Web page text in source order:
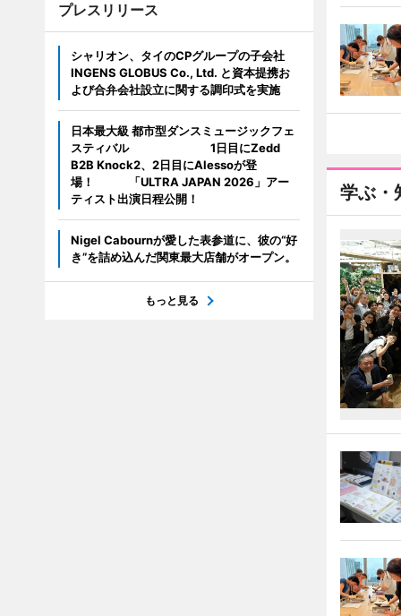
学ぶ・
プレスリリース
シャリオン、タイのCPグループの子会社
INGENS GLOBUS Co., Ltd. と資本提携お
よび合弁会社設立に関する調印式を実施
日本最大級 都市型ダンスミュージックフェ
スティバル 1日目にZedd
B2B Knock2、2日目にAlessoが登
場！ 「ULTRA JAPAN 2026」アー
ティスト出演日程公開！
Nigel Cabournが愛した表参道に、彼の“好
き”を詰め込んだ関東最大店舗がオープン。
もっと見る